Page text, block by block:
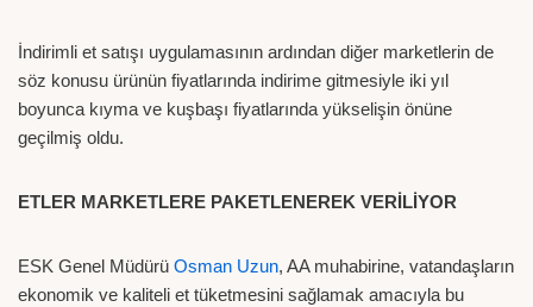
İndirimli et satışı uygulamasının ardından diğer marketlerin de
söz konusu ürünün fiyatlarında indirime gitmesiyle iki yıl
boyunca kıyma ve kuşbaşı fiyatlarında yükselişin önüne
geçilmiş oldu.
ETLER MARKETLERE PAKETLENEREK VERİLİYOR
ESK Genel Müdürü Osman Uzun, AA muhabirine, vatandaşların
ekonomik ve kaliteli et tüketmesini sağlamak amacıyla bu